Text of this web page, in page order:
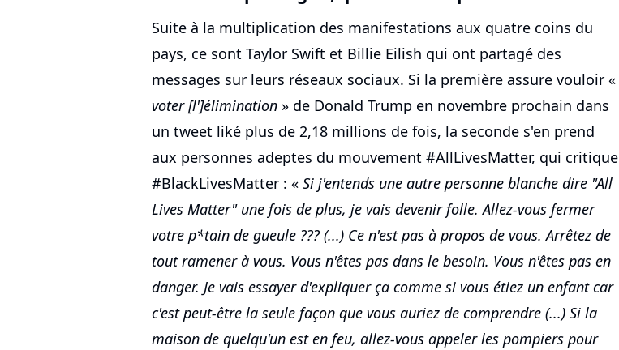
Suite à la multiplication des manifestations aux quatre coins du
pays, ce sont Taylor Swift et Billie Eilish qui ont partagé des
messages sur leurs réseaux sociaux. Si la première assure vouloir «
voter [l']élimination » de Donald Trump en novembre prochain dans
un tweet liké plus de 2,18 millions de fois, la seconde s'en prend
aux personnes adeptes du mouvement #AllLivesMatter, qui critique
#BlackLivesMatter : « Si j'entends une autre personne blanche dire "All
Lives Matter" une fois de plus, je vais devenir folle. Allez-vous fermer
votre p*tain de gueule ??? (...) Ce n'est pas à propos de vous. Arrêtez de
tout ramener à vous. Vous n'êtes pas dans le besoin. Vous n'êtes pas en
danger. Je vais essayer d'expliquer ça comme si vous étiez un enfant car
c'est peut-être la seule façon que vous auriez de comprendre (...) Si la
maison de quelqu'un est en feu, allez-vous appeler les pompiers pour